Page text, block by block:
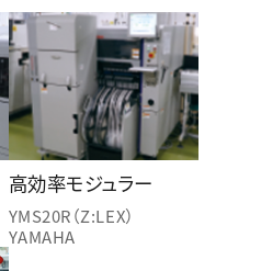
高効率モジュラー
YMS20R（Z:LEX）
YAMAHA